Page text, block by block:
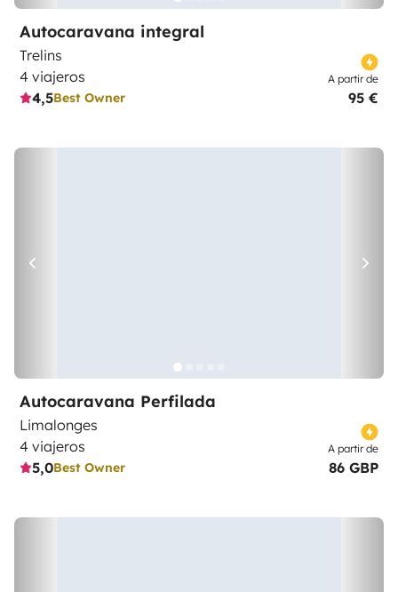
Autocaravana integral
Trelins
4 viajeros
4,5Best Owner
A partir de
95 €
Autocaravana Perfilada
Limalonges
4 viajeros
5,0Best Owner
A partir de
86 GBP